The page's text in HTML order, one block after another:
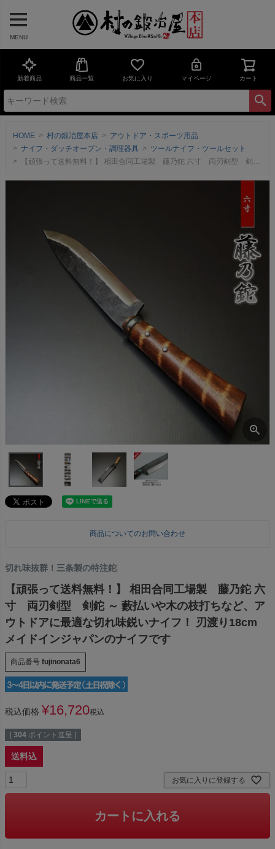
MENU
新着商品 商品一覧 お気に入り マイページ カート
HOME 村の鍛冶屋本店
アウトドア・スポーツ用品
ナイフ・ダッチオーブン・調理器具
ツールナイフ・ツールセット
【頑張って送料無料！】 相田合同工場製 藤乃鉈 六寸 両刃剣型 剣鉈 ～ 藪払いや木の枝打ちなど、アウトドアに最適な切れ味鋭いナイフ！ 刃渡り18cm メイドインジャパンのナイフです
商品についてのお問い合わせ
切れ味抜群！三条製の特注鉈
【頑張って送料無料！】 相田合同工場製 藤乃鉈 六
寸 両刃剣型 剣鉈 ～ 藪払いや木の枝打ちなど、ア
ウトドアに最適な切れ味鋭いナイフ！ 刃渡り18cm
メイドインジャパンのナイフです
商品番号 fujinonata6
税込価格 ¥16,720税込
[ 304 ポイント進呈 ]
送料込
お気に入りに登録する
カートに入れる